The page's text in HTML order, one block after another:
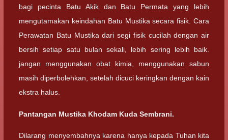
bagi pecinta Batu Akik dan Batu Permata yang lebih
mengutamakan keindahan Batu Mustika secara fisik. Cara
Perawatan Batu Mustika dari segi fisik cucilah dengan air
bersih setiap satu bulan sekali, lebih sering lebih baik.
jangan menggunakan obat kimia, menggunakan sabun
masih diperbolehkan, setelah dicuci keringkan dengan kain
ekstra halus.
Pantangan Mustika Khodam Kuda Sembrani.
Dilarang menyembahnya karena hanya kepada Tuhan kita